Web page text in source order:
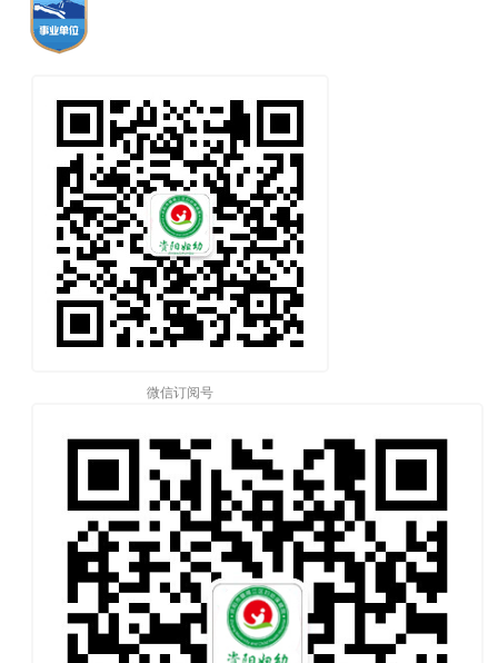
微信订阅号